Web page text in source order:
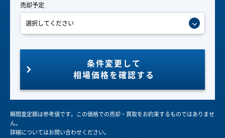
売却予定
条件変更して
相場価格を確認する
瞬間査定額は参考値です。この価格での売却・買取をお約束するものではありませ
ん。
詳細についてはお問い合わせください。